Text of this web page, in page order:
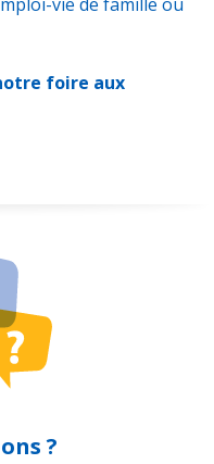
foire aux
?